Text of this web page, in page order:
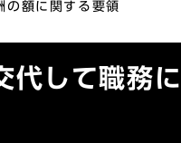
の額に関する要領
代して職務